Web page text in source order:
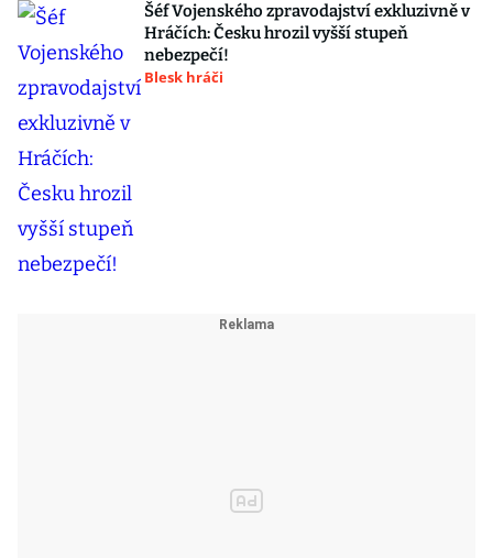
Šéf Vojenského zpravodajství exkluzivně v
Hráčích: Česku hrozil vyšší stupeň
nebezpečí!
Blesk hráči